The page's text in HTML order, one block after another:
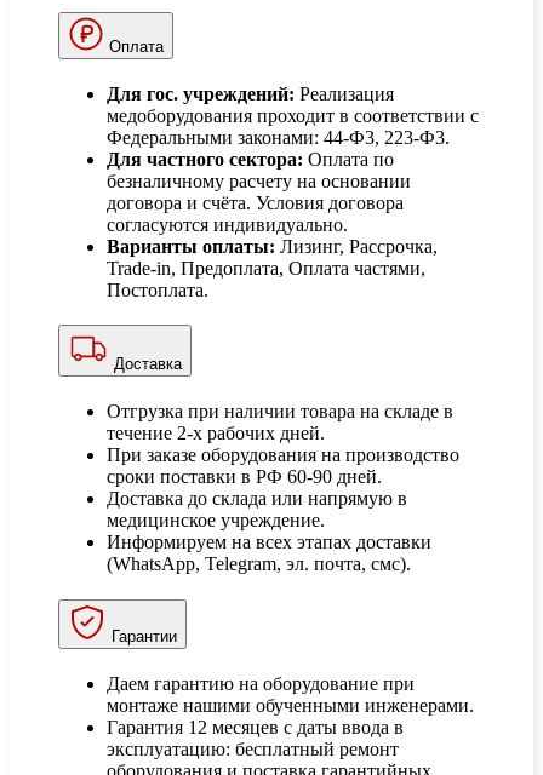
Оплата
Для гос. учреждений: Реализация
медоборудования проходит в соответствии с
Федеральными законами: 44-Ф3, 223-Ф3.
Для частного сектора: Оплата по
безналичному расчету на основании
договора и счёта. Условия договора
согласуются индивидуально.
Варианты оплаты: Лизинг, Рассрочка,
Trade-in, Предоплата, Оплата частями,
Постоплата.
Доставка
Отгрузка при наличии товара на складе в
течение 2-х рабочих дней.
При заказе оборудования на производство
сроки поставки в РФ 60-90 дней.
Доставка до склада или напрямую в
медицинское учреждение.
Информируем на всех этапах доставки
(WhatsApp, Telegram, эл. почта, смс).
Гарантии
Даем гарантию на оборудование при
монтаже нашими обученными инженерами.
Гарантия 12 месяцев с даты ввода в
эксплуатацию: бесплатный ремонт